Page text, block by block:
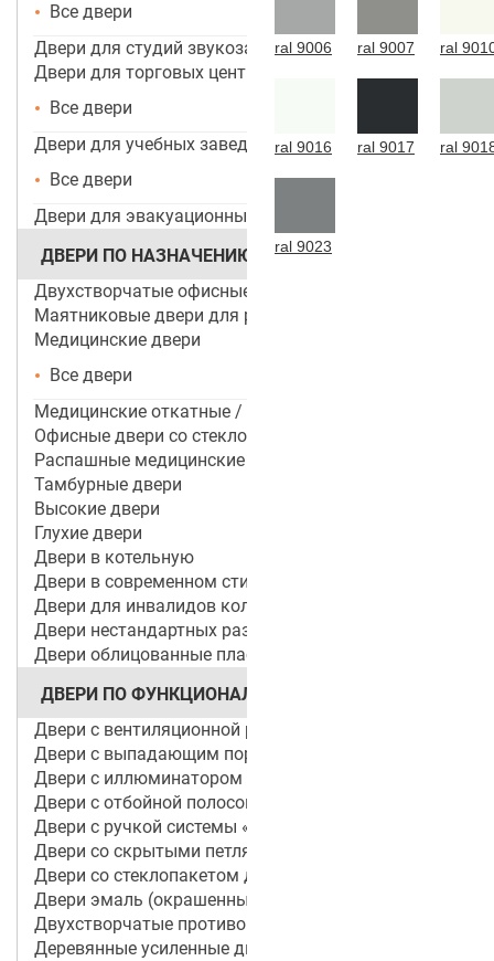
Все двери
Двери для студий звукозаписи
Двери для торговых центров, помещений
Все двери
Двери для учебных заведений и ДОУ
Все двери
Двери для эвакуационных выходов
ДВЕРИ ПО НАЗНАЧЕНИЮ
Двухстворчатые офисные двери
Маятниковые двери для ресторанов и кафе
Медицинские двери
Все двери
Медицинские откатные / раздвижные двери
Офисные двери со стеклом
Распашные медицинские двери
Тамбурные двери
Высокие двери
Глухие двери
Двери в котельную
Двери в современном стиле
Двери для инвалидов колясочников
Двери нестандартных размеров
Двери облицованные пластиком
ДВЕРИ ПО ФУНКЦИОНАЛУ
Двери с вентиляционной решеткой
Двери с выпадающим порогом / беспороговые
Двери с иллюминатором
Двери с отбойной полосой (пластиной)
Двери с ручкой системы «Антипаника»
Двери со скрытыми петлями
Двери со стеклопакетом для объектов
Двери эмаль (окрашенные по RAL)
Двухстворчатые противопожарные двери
Деревянные усиленные двери
ral 9006 ral 9007 ral
ral 9016 ral 9017 ral
ral 9023